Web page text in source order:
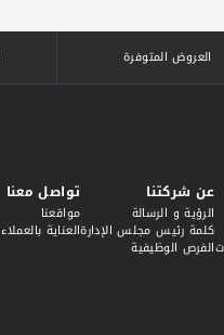
العروض المتوفرة
عن شركتنا
الرؤية و الرسالة
كلمة رئيس مجلس الإدارة
الفرص الوظيفية
تواصل معنا
مواقعنا
العناية بالعملاء